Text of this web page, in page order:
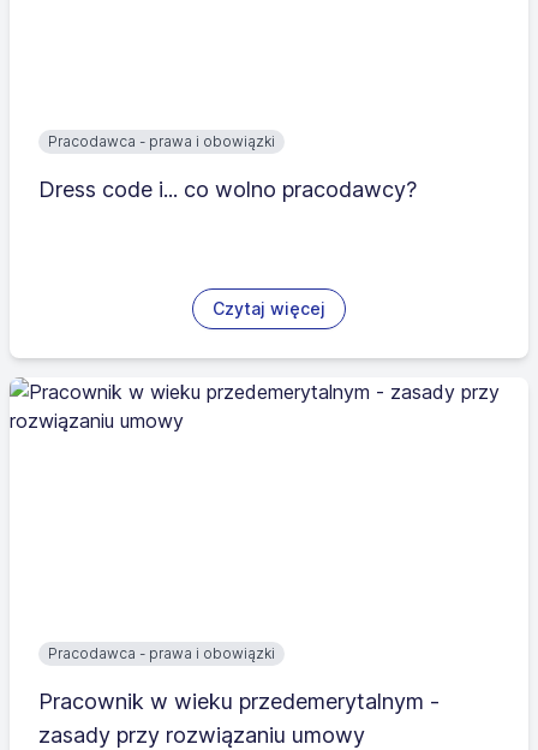
Pracodawca - prawa i obowiązki
Dress code i... co wolno pracodawcy?
Czytaj więcej
Pracodawca - prawa i obowiązki
Pracownik w wieku przedemerytalnym -
zasady przy rozwiązaniu umowy